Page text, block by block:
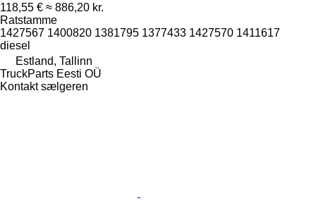
118,55 € ≈ 886,20 kr.
Ratstamme
1427567 1400820 1381795 1377433 1427570 1411617
diesel
Estland, Tallinn
TruckParts Eesti OÜ
Kontakt sælgeren